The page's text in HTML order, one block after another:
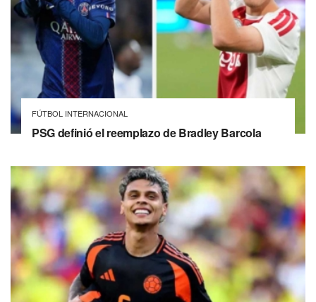
FÚTBOL INTERNACIONAL
PSG definió el reemplazo de Bradley Barcola